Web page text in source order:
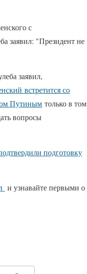
с
заявил: "Президент не
заявил,
встретится со
Путиным только в том
вопросы
подготовку
и узнавайте первыми о